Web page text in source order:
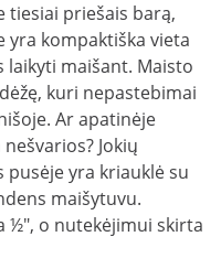
tiesiai priešais barą,
yra kompaktiška vieta
maišant. Maisto
kuri nepastebimai
Ar apatinėje
Jokių
yra kriauklė su
maišytuvu.
½", o nutekėjimui skirta